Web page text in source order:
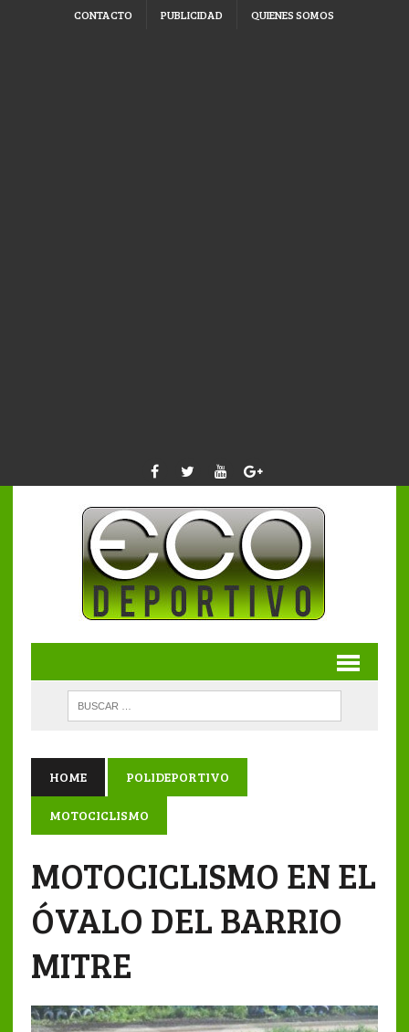
CONTACTO PUBLICIDAD QUIENES SOMOS
HOME POLIDEPORTIVO
MOTOCICLISMO
MOTOCICLISMO EN EL
ÓVALO DEL BARRIO
MITRE